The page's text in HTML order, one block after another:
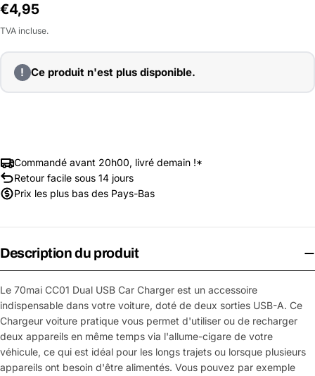
Prix
habituel
€4,95
TVA incluse.
! Ce produit n'est plus disponible.
Commandé avant 20h00, livré demain !*
Retour facile sous 14 jours
Prix les plus bas des Pays-Bas
Description du produit
Le 70mai CC01 Dual USB Car Charger est un accessoire
indispensable dans votre voiture, doté de deux sorties USB-A. Ce
Chargeur voiture pratique vous permet d'utiliser ou de recharger
deux appareils en même temps via l'allume-cigare de votre
véhicule, ce qui est idéal pour les longs trajets ou lorsque plusieurs
appareils ont besoin d'être alimentés. Vous pouvez par exemple